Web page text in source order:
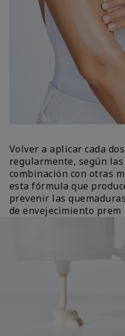
Volver a aplicar cada
regularmente, según
combinación con otras
esta fórmula que
prevenir las
de envejecimiento prem